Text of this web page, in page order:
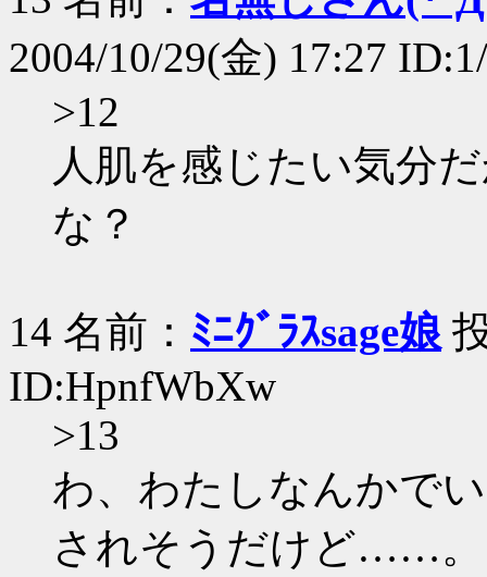
2004/10/29(金) 17:27
>12
人肌を感じたい気分
な？
14 名前： ﾐﾆｸﾞﾗｽsage娘
ID:HpnfWbXw
>13
わ、わたしなんかで
されそうだけど……。